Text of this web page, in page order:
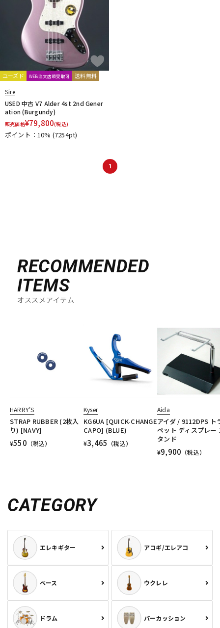
配信/ライブ機器
中古
ユーズド WEB注文店頭受取可 送料無料
Sire
USED 中古 V7 Alder 4st 2nd Gener
ation (Burgundy)
販売価格¥79,800(税込)
ポイント：10% (7254pt)
1
RECOMMENDED
ITEMS
オススメアイテム
HARRY'S
STRAP RUBBER (2枚入
り) [NAVY]
¥550 （税込）
Kyser
KG6UA [QUICK-CHANGE
CAPO] (BLUE)
¥3,465 （税込）
Aida
アイダ / 9112DPS ト
ペット ディスプレー
タンド
¥9,900 （税込）
CATEGORY
エレキギター アコギ/エレアコ
ベース ウクレレ
ドラム パーカッション